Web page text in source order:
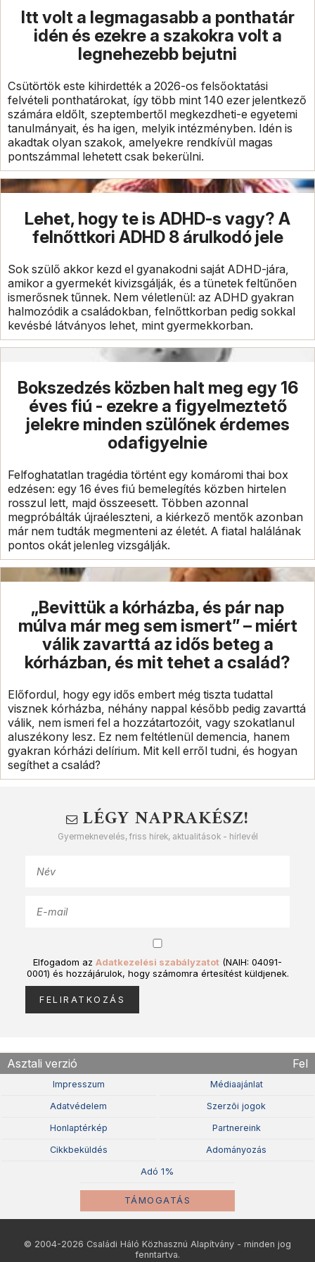
Itt volt a legmagasabb a ponthatár
idén és ezekre a szakokra volt a
legnehezebb bejutni
Csütörtök este kihirdették a 2026-os felsőoktatási
felvételi ponthatárokat, így több mint 140 ezer jelentkező
számára eldőlt, szeptembertől megkezdheti-e egyetemi
tanulmányait, és ha igen, melyik intézményben. Idén is
akadtak olyan szakok, amelyekre rendkívül magas
pontszámmal lehetett csak bekerülni.
Lehet, hogy te is ADHD-s vagy? A
felnőttkori ADHD 8 árulkodó jele
Sok szülő akkor kezd el gyanakodni saját ADHD-jára,
amikor a gyermekét kivizsgálják, és a tünetek feltűnően
ismerősnek tűnnek. Nem véletlenül: az ADHD gyakran
halmozódik a családokban, felnőttkorban pedig sokkal
kevésbé látványos lehet, mint gyermekkorban.
Bokszedzés közben halt meg egy 16
éves fiú - ezekre a figyelmeztető
jelekre minden szülőnek érdemes
odafigyelnie
Felfoghatatlan tragédia történt egy komáromi thai box
edzésen: egy 16 éves fiú bemelegítés közben hirtelen
rosszul lett, majd összeesett. Többen azonnal
megpróbálták újraéleszteni, a kiérkező mentők azonban
már nem tudták megmenteni az életét. A fiatal halálának
pontos okát jelenleg vizsgálják.
„Bevittük a kórházba, és pár nap
múlva már meg sem ismert” – miért
válik zavarttá az idős beteg a
kórházban, és mit tehet a család?
Előfordul, hogy egy idős embert még tiszta tudattal
visznek kórházba, néhány nappal később pedig zavarttá
válik, nem ismeri fel a hozzátartozóit, vagy szokatlanul
aluszékony lesz. Ez nem feltétlenül demencia, hanem
gyakran kórházi delírium. Mit kell erről tudni, és hogyan
segíthet a család?
LÉGY NAPRAKÉSZ!
Gyermeknevelés, friss hírek, aktualitások - hírlevél
Elfogadom az Adatkezelési szabályzatot (NAIH: 04091-
0001) és hozzájárulok, hogy számomra értesítést küldjenek.
Asztali verzió Fel
Impresszum Médiaajánlat
Adatvédelem Szerzõi jogok
Honlaptérkép Partnereink
Cikkbeküldés Adományozás
Adó 1%
TÁMOGATÁS
© 2004-2026 Családi Háló Közhasznú Alapítvány - minden jog
fenntartva.